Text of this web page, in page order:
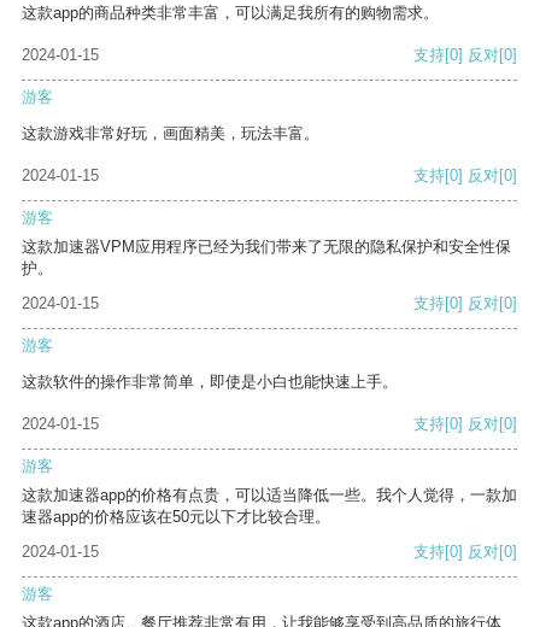
这款app的商品种类非常丰富，可以满足我所有的购物需求。
2024-01-15 支持[0] 反对[0]
游客
这款游戏非常好玩，画面精美，玩法丰富。
2024-01-15 支持[0] 反对[0]
游客
这款加速器VPM应用程序已经为我们带来了无限的隐私保护和安全性保
护。
2024-01-15
支持[0] 反对[0]
游客
这款软件的操作非常简单，即使是小白也能快速上手。
2024-01-15 支持[0] 反对[0]
游客
这款加速器app的价格有点贵，可以适当降低一些。我个人觉得，一款加
速器app的价格应该在50元以下才比较合理。
2024-01-15
支持[0] 反对[0]
游客
这款app的酒店、餐厅推荐非常有用，让我能够享受到高品质的旅行体